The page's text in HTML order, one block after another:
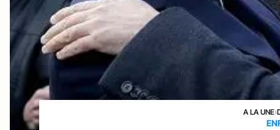
A LA UNE›